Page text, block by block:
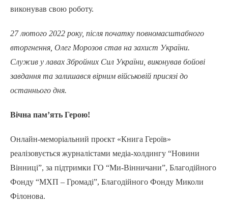
виконував свою роботу.
27 лютого 2022 року, після початку повномасштабного
вторгнення, Олег Морозов став на захист України.
Служив у лавах Збройних Сил України, виконував бойові
завдання та залишався вірним військовій присязі до
останнього дня.
Вічна пам’ять Герою!
Онлайн-меморіальний проєкт «Книга Героїв»
реалізовується журналістами медіа-холдингу “Новини
Вінниці”, за підтримки ГО “Ми-Вінничани”, Благодійного
Фонду “МХП – Громаді”, Благодійного Фонду Миколи
Філонова.